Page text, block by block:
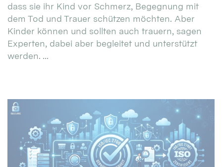
dass sie ihr Kind vor Schmerz, Begegnung mit
dem Tod und Trauer schützen möchten. Aber
Kinder können und sollten auch trauern, sagen
Experten, dabei aber begleitet und unterstützt
werden. ...